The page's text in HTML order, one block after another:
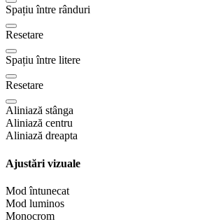
Spațiu între rânduri
Resetare
Spațiu între litere
Resetare
Aliniază stânga
Aliniază centru
Aliniază dreapta
Ajustări vizuale
Mod întunecat
Mod luminos
Monocrom